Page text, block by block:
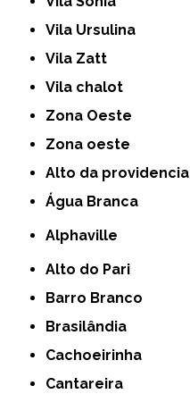
Vila Ursulina
Vila Zatt
Vila chalot
Zona Oeste
Zona oeste
alto da providencia
Água Branca
Alphaville
Alto do Pari
Barro Branco
Brasilândia
Cachoeirinha
Cantareira